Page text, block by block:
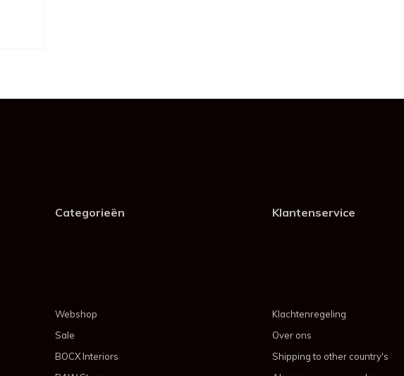
Categorieën
Webshop
Sale
BOCX Interiors
Klantenservice
Klachtenregeling
Over ons
Shipping to other country's